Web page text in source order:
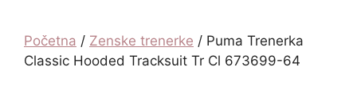
Početna / Zenske trenerke / Puma Trenerka
Classic Hooded Tracksuit Tr Cl 673699-64